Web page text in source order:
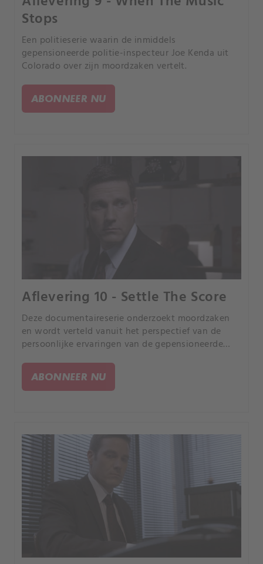
Stops
Een politieserie waarin de inmiddels
gepensioneerde politie-inspecteur Joe Kenda uit
Colorado over zijn moordzaken vertelt.
ABONNEER NU
Aflevering 10 - Settle The Score
Deze documentaireserie onderzoekt moordzaken
en wordt verteld vanuit het perspectief van de
persoonlijke ervaringen van de gepensioneerde
ABONNEER NU